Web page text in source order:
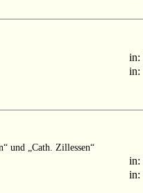
in:
in:
und „Cath. Zillessen“
in:
in: